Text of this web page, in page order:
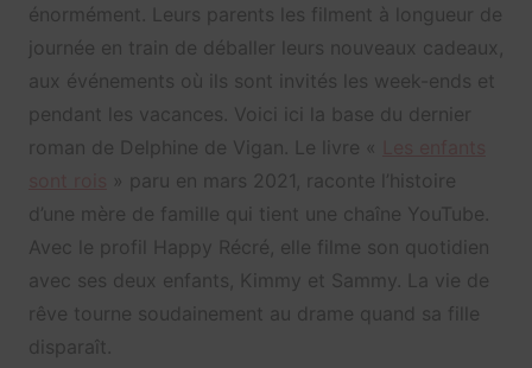
énormément. Leurs parents les filment à longueur de
journée en train de déballer leurs nouveaux cadeaux,
aux événements où ils sont invités les week-ends et
pendant les vacances. Voici ici la base du dernier
roman de Delphine de Vigan. Le livre «
» paru en mars 2021, raconte l’histoire
d’une mère de famille qui tient une chaîne YouTube.
Avec le profil Happy Récré, elle filme son quotidien
avec ses deux enfants, Kimmy et Sammy. La vie de
rêve tourne soudainement au drame quand sa fille
disparaît.